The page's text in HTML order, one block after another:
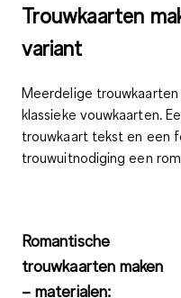
Trouwkaarten
variant
Meerdelige trouwkaarten
klassieke vouwkaarten.
trouwkaart tekst en een
trouwuitnodiging een
Romantische
trouwkaarten maken
– materialen: